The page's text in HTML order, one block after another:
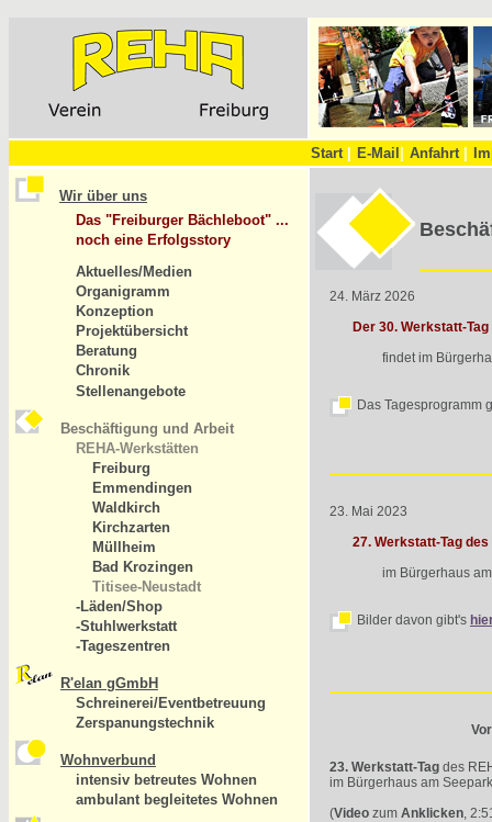
Start| E-Mail Anfahrt|
Wir über uns
Das "Freiburger Bächleboot" ...
noch eine Erfolgsstory
Aktuelles/Medien
Organigramm
Konzeption
Projektübersicht
Beratung
Chronik
Stellenangebote
Beschäftigung und Arbeit
REHA-Werkstätten
Freiburg
Emmendingen
Waldkirch
Kirchzarten
Müllheim
Bad Krozingen
Titisee-Neustadt
-Läden/Shop
-Stuhlwerkstatt
-Tageszentren
R'elan gGmbH
Schreinerei/Eventbetreuung
Zerspanungstechnik
Wohnverbund
intensiv betreutes Wohnen
ambulant begleitetes Wohnen
24. März 2026
Der 30. Werkstatt-Tag
findet im Bürgerhaus
Das Tagesprogramm
23. Mai 2023
27. Werkstatt-Tag des
im Bürgerhaus am
Bilder davon gibt's
23. Werkstatt-Tag des
im Bürgerhaus am
(Video zum Anklicken,